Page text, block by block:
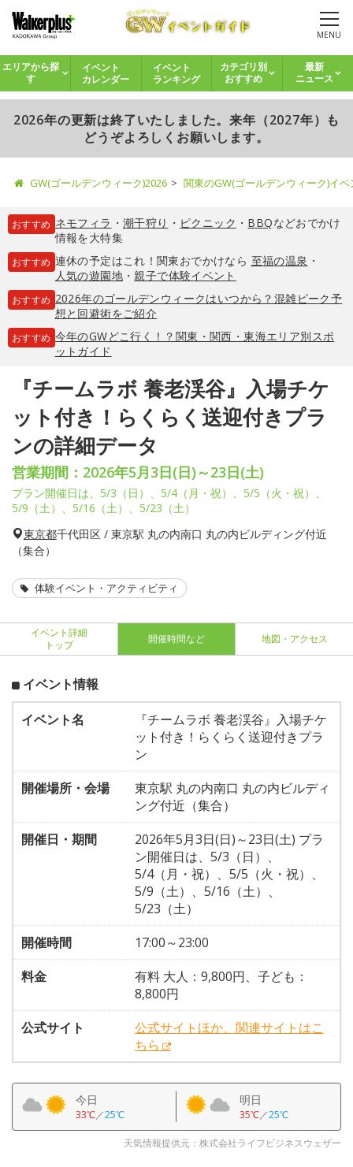
MENU
エリアから探
す
イベント
カレンダー
イベント
ランキング
カテゴリ別
おすすめ
最新
ニュース
2026年の更新は終了いたしました。来年（2027年）も
どうぞよろしくお願いします。
GW(ゴールデンウィーク)2026 関東のGW(ゴールデンウィーク)イ
おすすめ ネモフィラ ・ 潮干狩り ・ ピクニック ・ BBQなどおでかけ
情報を大特集
おすすめ 連休の予定はこれ！関東おでかけなら 至福の温泉 ・
人気の遊園地・親子で体験イベント
おすすめ 2026年のゴールデンウィークはいつから？混雑ピーク予
想と回避術をご紹介
おすすめ 今年のGWどこ行く！？関東・関西・東海エリア別スポ
ットガイド
『チームラボ 養老渓谷』入場チケ
ット付き！らくらく送迎付きプラ
ンの詳細データ
営業期間：2026年5月3日(日)～23日(土)
プラン開催日は、5/3（日）、5/4（月・祝）、5/5（火・祝）、
5/9（土）、5/16（土）、5/23（土）
東京都千代田区 / 東京駅 丸の内南口 丸の内ビルディング付近
（集合）
体験イベント・アクティビティ
イベント詳細
トップ
開催時間など 地図・アクセス
イベント情報
イベント名
『チームラボ 養老渓谷』入場チケ
ット付き！らくらく送迎付きプラ
ン
開催場所・会場
東京駅 丸の内南口 丸の内ビルディ
ング付近（集合）
開催日・期間
2026年5月3日(日)～23日(土) プラ
ン開催日は、5/3（日）、
5/4（月・祝）、5/5（火・祝）、
5/9（土）、5/16（土）、
5/23（土）
開催時間
17:00～23:00
料金
有料 大人：9,800円、子ども：
8,800円
公式サイト
公式サイトほか、関連サイトはこ
ちら
今日
33℃／25℃
明日
35℃／25℃
天気情報提供元：株式会社ライフビジネスウェザー